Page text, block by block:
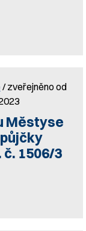
/ zveřejněno od
Městyse
1506/3